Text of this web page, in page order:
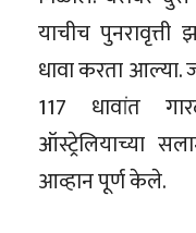
याचीच
धावा करता आल्या.
117 धावांत
ऑस्ट्रेलियाच्या
आव्हान पूर्ण केले.